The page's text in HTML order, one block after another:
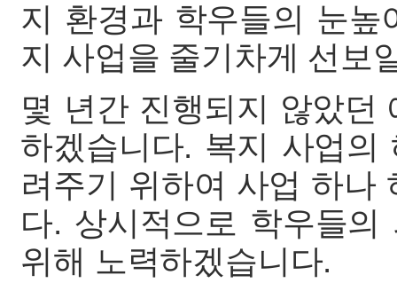
지 환경과 학우들의 눈
지 사업을 줄기차게 선보
몇 년간 진행되지 않았던
하겠습니다. 복지 사업
려주기 위하여 사업 하나
다. 상시적으로 학우들
위해 노력하겠습니다.